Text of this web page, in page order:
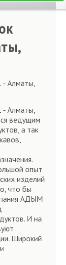
- Алматы,
- Алматы,
ведущим
а так
опыт
изделий
что бы
АДЫМ
И на
Широкий